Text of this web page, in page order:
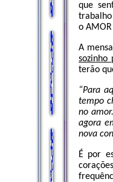
que
trabalho
o
A
sozinho
terão
“Para
tempo
no
agora
nova
É por